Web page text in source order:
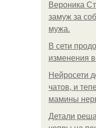
Вероника
замуж за
мужа.
В сети
изменения
Нейросети
чатов, и
мамины
Детали